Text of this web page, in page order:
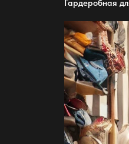
Гардеробная